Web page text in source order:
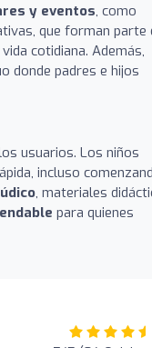
y eventos, como
que forman parte
cotidiana. Además,
donde padres e hijos
usuarios. Los niños
incluso
, materiales
para quienes